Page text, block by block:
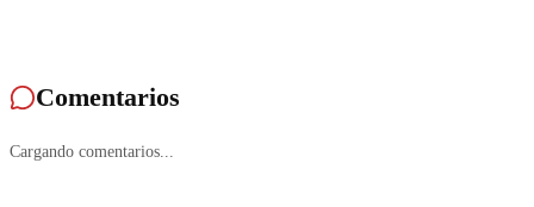
Comentarios
Cargando comentarios...